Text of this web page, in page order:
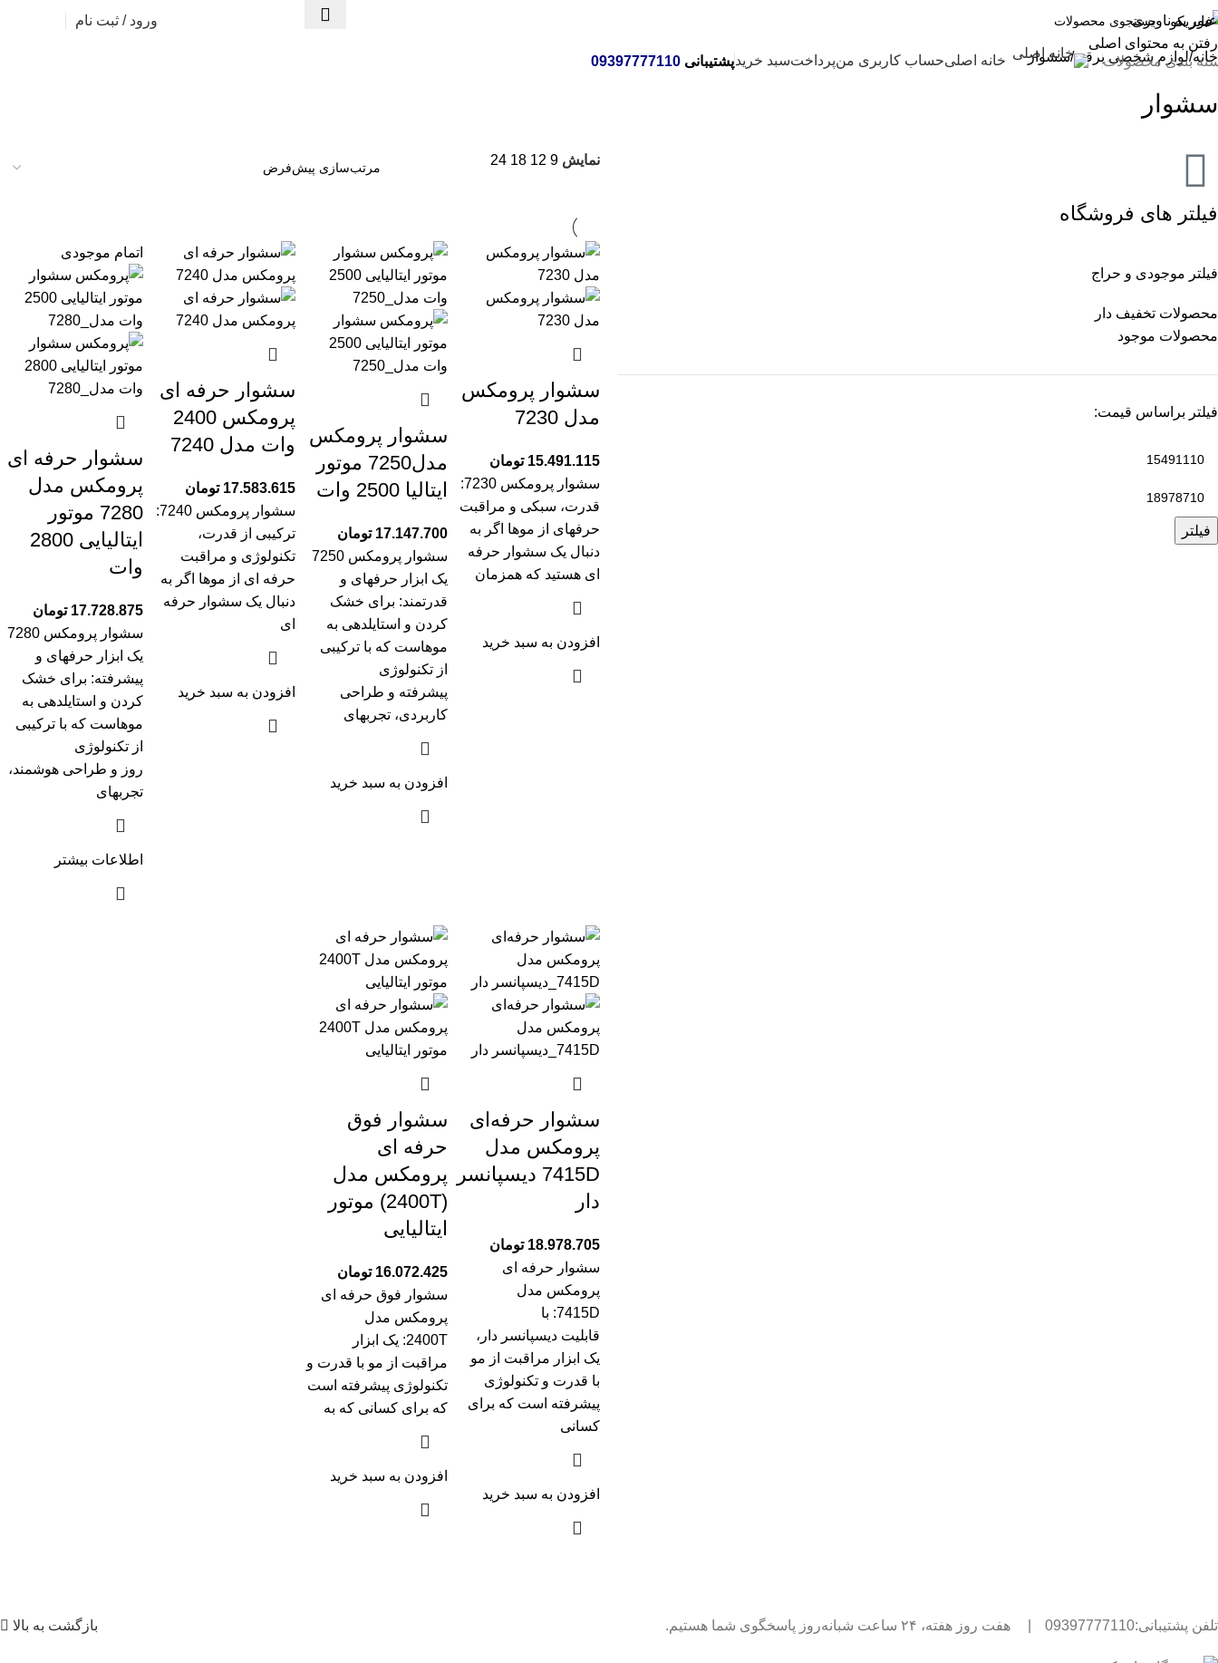
عبور به ناوبری
رفتن به محتوای اصلی
ورود / ثبت نام
بندی محصولات خانه اصلیحساب کاربری منپرداختسبد خریدپشتیبانی 09397777110 خانه لوازم شخصی برقی سشوار
سشوار
فیلتر های فروشگاه
فیلتر موجودی و حراج
محصولات تخفیف دار
محصولات موجود
فیلتر براساس قیمت:
فیلتر
نمایش 9
12
18
24
سشوار پرومکس
مدل 7230
15.491.115 تومان
سشوار پرومکس 7230:
قدرت، سبکی و مراقبت
حرفهای از موها اگر به
دنبال یک سشوار حرفه
ای هستید که همزمان
افزودن به سبد خرید
سشوار پرومکس
مدل7250 موتور
ایتالیا 2500 وات
17.147.700 تومان
سشوار پرومکس 7250
یک ابزار حرفهای و
قدرتمند: برای خشک
کردن و استایلدهی به
موهاست که با ترکیبی
از تکنولوژی
پیشرفته و طراحی
کاربردی، تجربهای
افزودن به سبد خرید
سشوار حرفه‌ ای
پرومکس 2400
وات مدل 7240
17.583.615 تومان
سشوار پرومکس 7240:
ترکیبی از قدرت،
تکنولوژی و مراقبت
حرفه ای از موها اگر به
دنبال یک سشوار حرفه
ای
افزودن به سبد خرید
اتمام موجودی
سشوار حرفه ای
پرومکس مدل
7280 موتور
ایتالیایی 2800
وات
17.728.875 تومان
سشوار پرومکس 7280
یک ابزار حرفهای و
پیشرفته: برای خشک
کردن و استایلدهی به
موهاست که با ترکیبی
از تکنولوژی
روز و طراحی هوشمند،
تجربهای
اطلاعات بیشتر
سشوار حرفه‌ای
پرومکس مدل
7415D دیسپانسر
دار
18.978.705 تومان
سشوار حرفه ای
پرومکس مدل
7415D: با
قابلیت دیسپانسر دار،
یک ابزار مراقبت از مو
با قدرت و تکنولوژی
پیشرفته است که برای
کسانی
افزودن به سبد خرید
سشوار فوق
حرفه ای
پرومکس مدل
(2400T) موتور
ایتالیایی
16.072.425 تومان
سشوار فوق حرفه ای
پرومکس مدل
2400T: یک ابزار
مراقبت از مو با قدرت و
تکنولوژی پیشرفته است
که برای کسانی که به
افزودن به سبد خرید
تلفن پشتیبانی:09397777110 هفت روز هفته، ۲۴ ساعت شبانه‌روز پاسخگوی شما هستیم. بازگشت به بالا